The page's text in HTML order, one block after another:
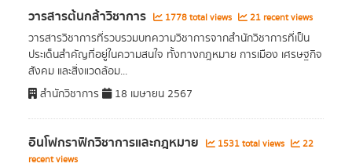
วารสารต้นกล้าวิชาการ 1778 total views 21 recent views
วารสารวิชาการที่รวบรวมบทความวิชาการจากสำนักวิชาการที่เป็น
ประเด็นสำคัญที่อยู่ในความสนใจ ทั้งทางกฎหมาย การเมือง เศรษฐกิจ
สังคม และสิ่งแวดล้อม...
สำนักวิชาการ
18 เมษายน 2567
อินโฟกราฟิกวิชาการและกฎหมาย 1531 total views
22
recent views